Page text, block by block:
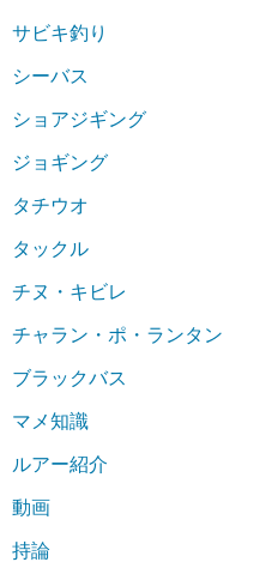
サビキ釣り
シーバス
ショアジギング
ジョギング
タチウオ
タックル
チヌ・キビレ
チャラン・ポ・ランタン
ブラックバス
マメ知識
ルアー紹介
動画
持論